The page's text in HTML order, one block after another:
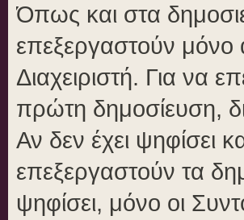
Όπως και στα
επεξεργαστούν μόνο
Διαχειριστή. Για να
πρώτη δημοσίευση,
Αν δεν έχει ψηφίσει
επεξεργαστούν τα
ψηφίσει, μόνο οι